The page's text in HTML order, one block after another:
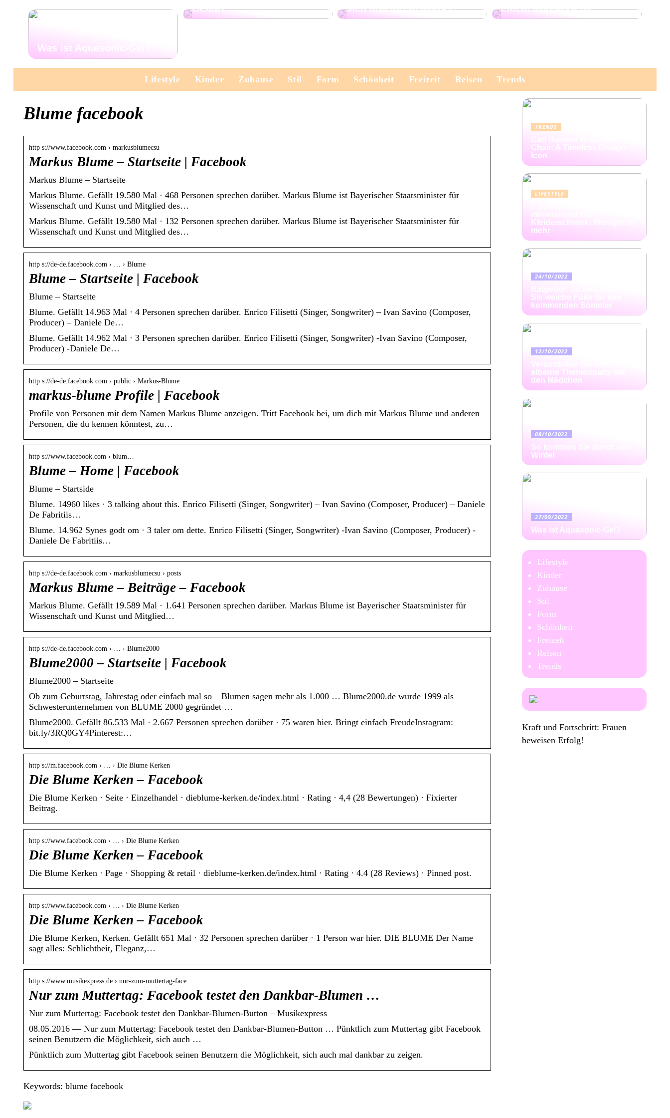
Was ist Aquasonic-Gel?
Geburt
sich und Ihrem Körper
einem Kopfkissen?
Lifestyle Kinder Zuhause Stil Form Schönheit Freizeit Reisen Trends
Blume facebook
http s://www.facebook.com › markusblumecsu
Markus Blume – Startseite | Facebook
Markus Blume – Startseite
Markus Blume. Gefällt 19.580 Mal · 468 Personen sprechen darüber. Markus Blume ist Bayerischer Staatsminister für
Wissenschaft und Kunst und Mitglied des…
Markus Blume. Gefällt 19.580 Mal · 132 Personen sprechen darüber. Markus Blume ist Bayerischer Staatsminister für
Wissenschaft und Kunst und Mitglied des…
http s://de-de.facebook.com › … › Blume
Blume – Startseite | Facebook
Blume – Startseite
Blume. Gefällt 14.963 Mal · 4 Personen sprechen darüber. Enrico Filisetti (Singer, Songwriter) – Ivan Savino (Composer,
Producer) – Daniele De…
Blume. Gefällt 14.962 Mal · 3 Personen sprechen darüber. Enrico Filisetti (Singer, Songwriter) -Ivan Savino (Composer,
Producer) -Daniele De…
http s://de-de.facebook.com › public › Markus-Blume
markus-blume Profile | Facebook
Profile von Personen mit dem Namen Markus Blume anzeigen. Tritt Facebook bei, um dich mit Markus Blume und anderen
Personen, die du kennen könntest, zu…
http s://www.facebook.com › blum…
Blume – Home | Facebook
Blume – Startside
Blume. 14960 likes · 3 talking about this. Enrico Filisetti (Singer, Songwriter) – Ivan Savino (Composer, Producer) – Daniele
De Fabritiis…
Blume. 14.962 Synes godt om · 3 taler om dette. Enrico Filisetti (Singer, Songwriter) -Ivan Savino (Composer, Producer) -
Daniele De Fabritiis…
http s://de-de.facebook.com › markusblumecsu › posts
Markus Blume – Beiträge – Facebook
Markus Blume. Gefällt 19.589 Mal · 1.641 Personen sprechen darüber. Markus Blume ist Bayerischer Staatsminister für
Wissenschaft und Kunst und Mitglied…
http s://de-de.facebook.com › … › Blume2000
Blume2000 – Startseite | Facebook
Blume2000 – Startseite
Ob zum Geburtstag, Jahrestag oder einfach mal so – Blumen sagen mehr als 1.000 … Blume2000.de wurde 1999 als
Schwesterunternehmen von BLUME 2000 gegründet …
Blume2000. Gefällt 86.533 Mal · 2.667 Personen sprechen darüber · 75 waren hier. Bringt einfach FreudeInstagram:
bit.ly/3RQ0GY4Pinterest:…
http s://m.facebook.com › … › Die Blume Kerken
Die Blume Kerken – Facebook
Die Blume Kerken · Seite · Einzelhandel · dieblume-kerken.de/index.html · Rating · 4,4 (28 Bewertungen) · Fixierter
Beitrag.
http s://www.facebook.com › … › Die Blume Kerken
Die Blume Kerken – Facebook
Die Blume Kerken · Page · Shopping & retail · dieblume-kerken.de/index.html · Rating · 4.4 (28 Reviews) · Pinned post.
http s://www.facebook.com › … › Die Blume Kerken
Die Blume Kerken – Facebook
Die Blume Kerken, Kerken. Gefällt 651 Mal · 32 Personen sprechen darüber · 1 Person war hier. DIE BLUME Der Name
sagt alles: Schlichtheit, Eleganz,…
http s://www.musikexpress.de › nur-zum-muttertag-face…
Nur zum Muttertag: Facebook testet den Dankbar-Blumen …
Nur zum Muttertag: Facebook testet den Dankbar-Blumen-Button – Musikexpress
08.05.2016 — Nur zum Muttertag: Facebook testet den Dankbar-Blumen-Button … Pünktlich zum Muttertag gibt Facebook
seinen Benutzern die Möglichkeit, sich auch …
Pünktlich zum Muttertag gibt Facebook seinen Benutzern die Möglichkeit, sich auch mal dankbar zu zeigen.
Keywords: blume facebook
TRENDS
Chair: A Timeless Design
Icon
LIFESTYLE
minimalistischen
Kleiderschrank: Weniger ist
mehr
24/10/2022
Sie weiche Füße für den
kommenden Sommer
12/10/2022
Veranstalten Sie eine
alberne Themenparty mit
den Mädchen
08/10/2022
So kommen Sie durch den
Winter
27/09/2022
Was ist Aquasonic-Gel?
Lifestyle
Kinder
Zuhause
Stil
Form
Schönheit
Freizeit
Reisen
Trends
Kraft und Fortschritt: Frauen
beweisen Erfolg!